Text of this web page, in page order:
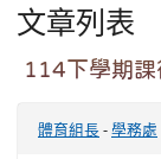
文章列表
114下學期課
體育組長-學務處